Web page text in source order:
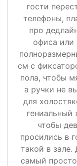
гости
телефоны,
про
офиса или
см с
пола, чтобы
а ручки не
для
гениальный
чтобы
просились в
такой в
самый